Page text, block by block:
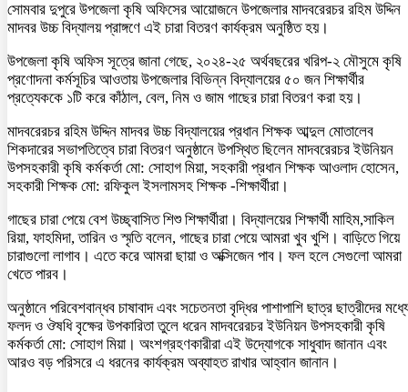
সোমবার দুপুরে উপজেলা কৃষি অফিসের আয়োজনে উপজেলার মাদবরেরচর রহিম উদ্দিন
মাদবর উচ্চ বিদ্যালয় প্রাঙ্গণে এই চারা বিতরণ কার্যক্রম অনুষ্ঠিত হয়।
উপজেলা কৃষি অফিস সূত্রে জানা গেছে, ২০২৪-২৫ অর্থবছরের খরিপ-২ মৌসুমে কৃষি
প্রণোদনা কর্মসূচির আওতায় উপজেলার বিভিন্ন বিদ্যালয়ের ৫০ জন শিক্ষার্থীর
প্রত্যেককে ১টি করে কাঁঠাল, বেল, নিম ও জাম গাছের চারা বিতরণ করা হয়।
মাদবরেরচর রহিম উদ্দিন মাদবর উচ্চ বিদ্যালয়ের প্রধান শিক্ষক আব্দুল মোতালেব
শিকদারের সভাপতিত্বে চারা বিতরণ অনুষ্ঠানে উপস্থিত ছিলেন মাদবরেরচর ইউনিয়ন
উপসহকারী কৃষি কর্মকর্তা মো: সোহাগ মিয়া, সহকারী প্রধান শিক্ষক আওলাদ হোসেন,
সহকারী শিক্ষক মো: রফিকুল ইসলামসহ শিক্ষক -শিক্ষার্থীরা।
গাছের চারা পেয়ে বেশ উচ্ছ্বাসিত শিশু শিক্ষার্থীরা। বিদ্যালয়ের শিক্ষার্থী মাহিম,সাকিল
রিয়া, ফাহমিদা, তারিন ও স্মৃতি বলেন, গাছের চারা পেয়ে আমরা খুব খুশি। বাড়িতে গিয়ে
চারাগুলো লাগাব। এতে করে আমরা ছায়া ও অক্সিজেন পাব। ফল হলে সেগুলো আমরা
খেতে পারব।
অনুষ্ঠানে পরিবেশবান্ধব চাষাবাদ এবং সচেতনতা বৃদ্ধির পাশাপাশি ছাত্র ছাত্রীদের
ফলদ ও ঔষধি বৃক্ষের উপকারিতা তুলে ধরেন মাদবরেরচর ইউনিয়ন উপসহকারী কৃষি
কর্মকর্তা মো: সোহাগ মিয়া। অংশগ্রহণকারীরা এই উদ্যোগকে সাধুবাদ জানান এবং
আরও বড় পরিসরে এ ধরনের কার্যক্রম অব্যাহত রাখার আহ্বান জানান।